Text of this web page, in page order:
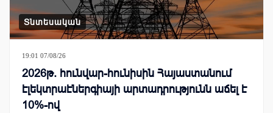
Տնտեսական
19:01 07/08/26
2026թ. հունվար-հունիսին Հայաստանում
էլեկտրաէներգիայի արտադրությունն աճել է
10%-ով